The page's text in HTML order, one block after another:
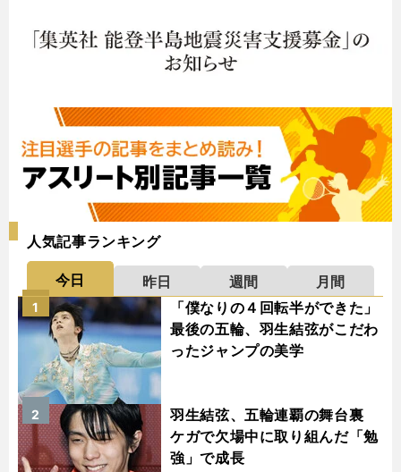
人気記事ランキング
今日 昨日 週間
月間
「僕なりの４回転半ができた」
最後の五輪、羽生結弦がこだわ
ったジャンプの美学
1
羽生結弦、五輪連覇の舞台裏
ケガで欠場中に取り組んだ「勉
強」で成長
2